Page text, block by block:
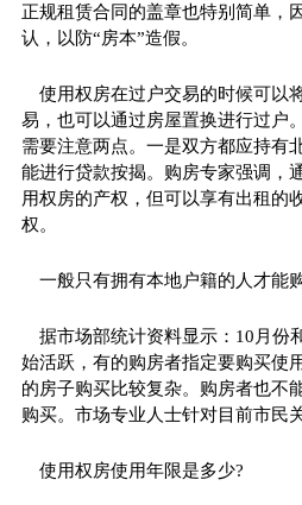
正规租赁合同的盖章也特别简单，
认，以防“房本”造假。
使用权房在过户交易的时候可以
易，也可以通过房屋置换进行过户
需要注意两点。一是双方都应持有
能进行贷款按揭。购房专家强调，
用权房的产权，但可以享有出租的
权。
一般只有拥有本地户籍的人才能
据市场部统计资料显示：10月份
始活跃，有的购房者指定要购买使
的房子购买比较复杂。购房者也不
购买。市场专业人士针对目前市民
使用权房使用年限是多少?